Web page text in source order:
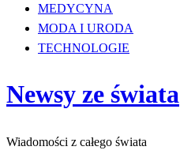
MEDYCYNA
MODA I URODA
TECHNOLOGIE
Newsy ze świata
Wiadomości z całego świata